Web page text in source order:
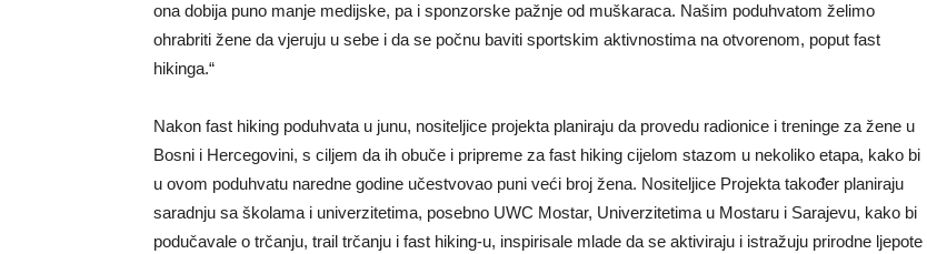
ona dobija puno manje medijske, pa i sponzorske pažnje od muškaraca. Našim poduhvatom želimo
ohrabriti žene da vjeruju u sebe i da se počnu baviti sportskim aktivnostima na otvorenom, poput fast
hikinga.“
Nakon fast hiking poduhvata u junu, nositeljice projekta planiraju da provedu radionice i treninge za žene u
Bosni i Hercegovini, s ciljem da ih obuče i pripreme za fast hiking cijelom stazom u nekoliko etapa, kako bi
u ovom poduhvatu naredne godine učestvovao puni veći broj žena. Nositeljice Projekta također planiraju
saradnju sa školama i univerzitetima, posebno UWC Mostar, Univerzitetima u Mostaru i Sarajevu, kako bi
podučavale o trčanju, trail trčanju i fast hiking-u, inspirisale mlade da se aktiviraju i istražuju prirodne ljepote